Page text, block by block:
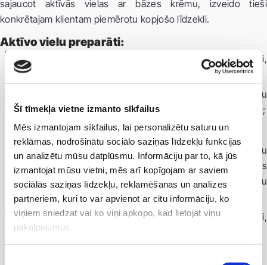
Šī tīmekļa vietne izmanto sīkfailus
Mēs izmantojam sīkfailus, lai personalizētu saturu un
reklāmas, nodrošinātu sociālo saziņas līdzekļu funkcijas
un analizētu mūsu datplūsmu. Informāciju par to, kā jūs
izmantojat mūsu vietni, mēs arī kopīgojam ar saviem
sociālās saziņas līdzekļu, reklamēšanas un analīzes
partneriem, kuri to var apvienot ar citu informāciju, ko
viņiem sniedzat vai ko viņi apkopo, kad lietojat viņu
pakalpojumus.
sajaucot aktīvās vielas ar bāzes krēmu, izveido tieši
konkrētajam klientam piemērotu kopjošo līdzekli.
Aktīvo vielu preparāti:
augu valsts eļļas – ādas barjerfunkciju uzlabošanai,
keramīdu deficīta novēršanai;
koncentrēti augu ekstrakti – dažādu ādas stāvokļu
uzlabošanai (nomierinošs, mitrinošs, atjaunojošs efekts);
nanodaļiņas – sekmē aktīvo vielu iekļūšanu ādā;
liposomas – sekmē aktīvo vielu vienmērīgu
izlīdzināšanos ādas slāņos, pilda barjerfunkciju, kas
nodrošina pakāpenisku aktīvo vielu iedarbību un ilgstošu
efektu;
serumi – intensīvai ādas mitrināšanai un atjaunošanai,
piemēroti pēc pilnīga un lāzerprocedūrām.